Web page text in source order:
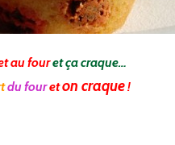
au fouret ça craque…
du foureton craque!